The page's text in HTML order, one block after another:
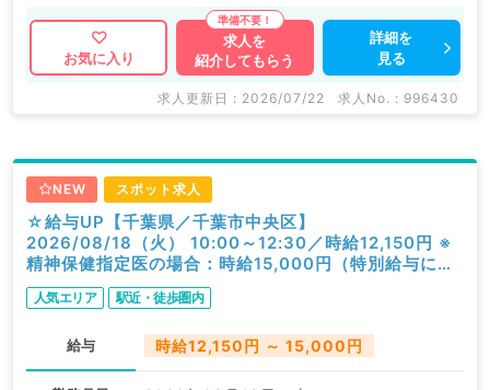
お気に入り
求人を
紹介してもらう
詳細を
見る
求人更新日 : 2026/07/22 求人No. : 996430
NEW スポット求人
☆給与UP【千葉県／千葉市中央区】
2026/08/18（火） 10:00～12:30／時給12,150円 ※
精神保健指定医の場合：時給15,000円（特別給与につ
き歩合無し）／一般外来／精神科
人気エリア 駅近・徒歩圏内
給与 時給12,150円 ～ 15,000円